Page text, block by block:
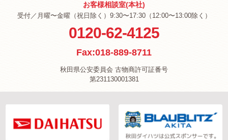
お客様相談室(本社)
受付／月曜〜金曜（祝日除く）9:30〜17:30（12:00〜13:00除く）
0120-62-4125
Fax:018-889-8711
秋田県公安委員会 古物商許可証番号
第231130001381